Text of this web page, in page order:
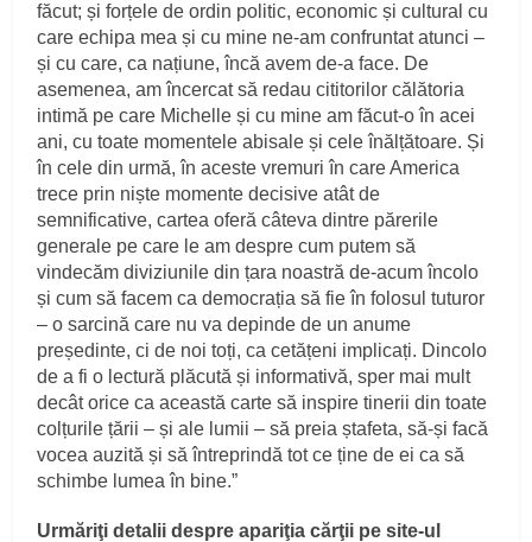
făcut; și forțele de ordin politic, economic și cultural cu
care echipa mea și cu mine ne-am confruntat atunci –
și cu care, ca națiune, încă avem de-a face. De
asemenea, am încercat să redau cititorilor călătoria
intimă pe care Michelle și cu mine am făcut-o în acei
ani, cu toate momentele abisale și cele înălțătoare. Și
în cele din urmă, în aceste vremuri în care America
trece prin niște momente decisive atât de
semnificative, cartea oferă câteva dintre părerile
generale pe care le am despre cum putem să
vindecăm diviziunile din țara noastră de-acum încolo
și cum să facem ca democrația să fie în folosul tuturor
– o sarcină care nu va depinde de un anume
președinte, ci de noi toți, ca cetățeni implicați. Dincolo
de a fi o lectură plăcută și informativă, sper mai mult
decât orice ca această carte să inspire tinerii din toate
colțurile țării – și ale lumii – să preia ștafeta, să-și facă
vocea auzită și să întreprindă tot ce ține de ei ca să
schimbe lumea în bine.”
Urmăriţi detalii despre apariţia cărţii pe site-ul